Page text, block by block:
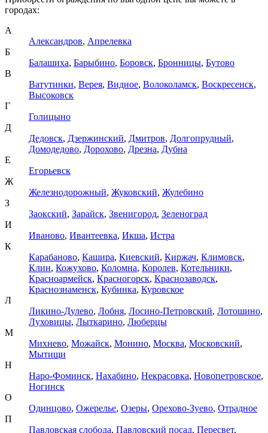
городах:
А
Александров, Апрелевка
Б
Балашиха, Барыбино, Боровск, Бронницы, Бутово
В
Ватутинки, Верея, Видное, Волоколамск, Воскресенск,
Высоковск
Г
Голицыно
Д
Дедовск, Дзержинский, Дмитров, Долгопрудный,
Домодедово, Дорохово, Дрезна, Дубна
Е
Егорьевск
Ж
Железнодорожный, Жуковский, Жулебино
З
Заокский, Зарайск, Звенигород, Зеленоград
И
Иваново, Ивантеевка, Икша, Истра
К
Карабаново, Кашира, Киевский, Киржач, Климовск,
Клин, Кожухово, Коломна, Королев, Котельники,
Красноармейск, Красногорск, Краснозаводск,
Краснознаменск, Кубинка, Куровское
Л
Ликино-Дулево, Лобня, Лосино-Петровский, Лотошино,
Луховицы, Лыткарино, Люберцы
М
Михнево, Можайск, Монино, Москва, Московский,
Мытищи
Н
Наро-Фоминск, Нахабино, Некрасовка, Новопетровское,
Ногинск
О
Одинцово, Ожерелье, Озеры, Орехово-Зуево, Отрадное
П
Павловская слобода, Павловский посад, Пересвет,